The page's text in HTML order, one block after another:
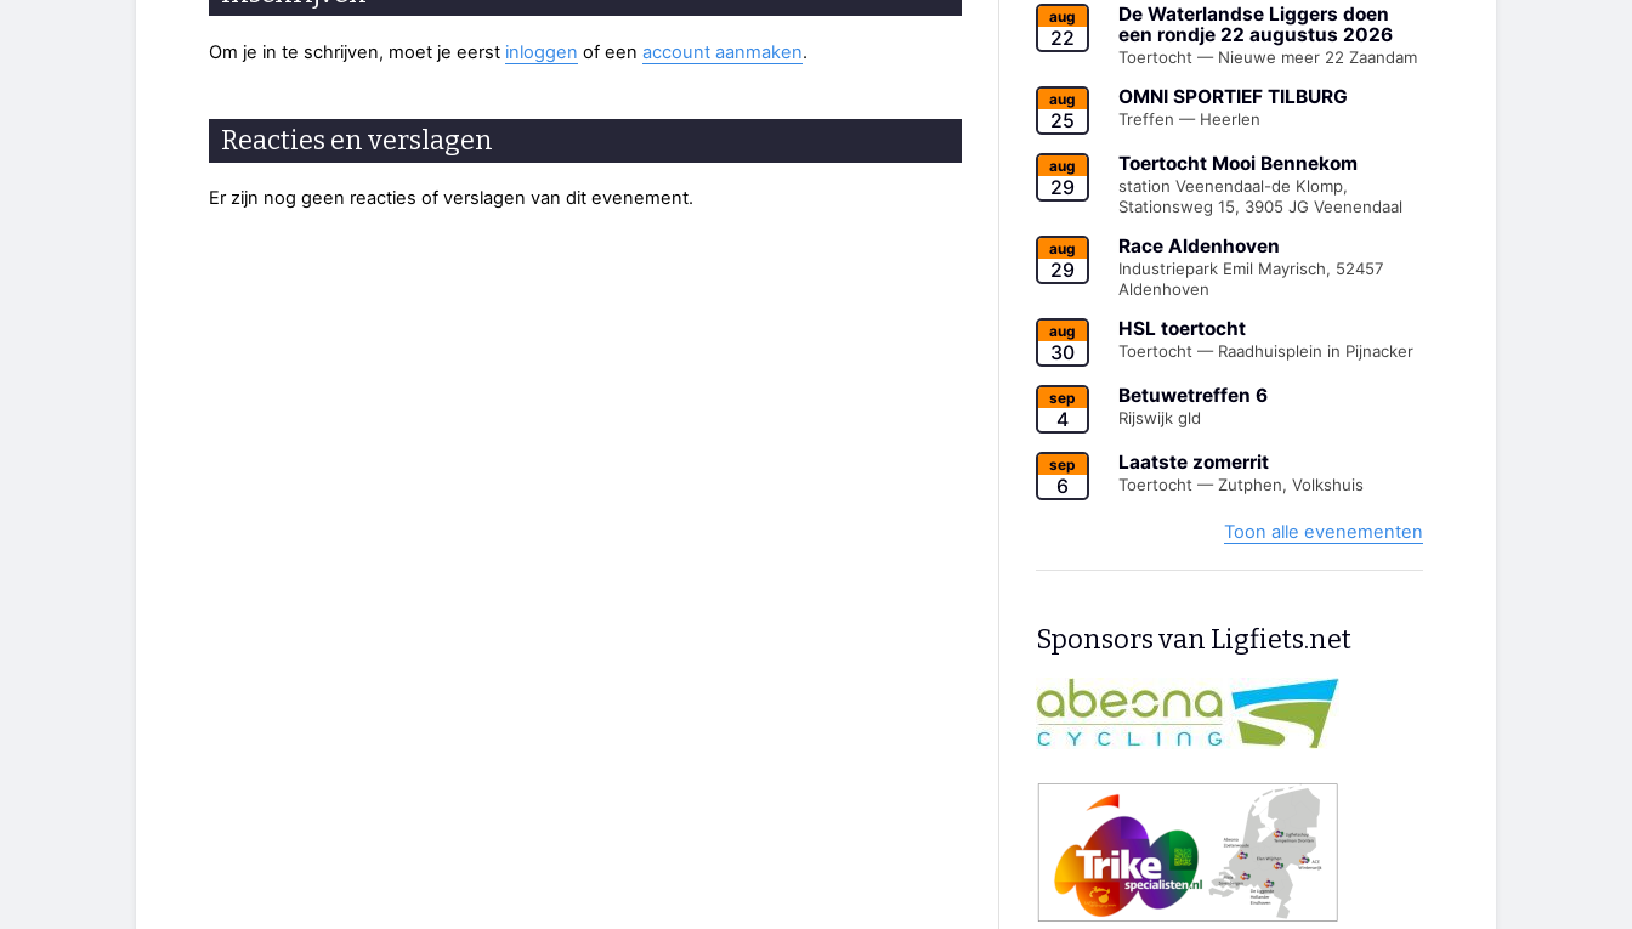
Om je in te schrijven, moet je eerst inloggen of een account aanmaken.
Reacties en verslagen
Er zijn nog geen reacties of verslagen van dit evenement.
aug
22
De Waterlandse Liggers doen
een rondje 22 augustus 2026
Toertocht — Nieuwe meer 22 Zaandam
aug
25
OMNI SPORTIEF TILBURG
Treffen — Heerlen
aug
29
Toertocht Mooi Bennekom
station Veenendaal-de Klomp,
Stationsweg 15, 3905 JG Veenendaal
aug
29
Race Aldenhoven
Industriepark Emil Mayrisch, 52457
Aldenhoven
aug
30
HSL toertocht
Toertocht — Raadhuisplein in Pijnacker
sep
4
Betuwetreffen 6
Rijswijk gld
sep
6
Laatste zomerrit
Toertocht — Zutphen, Volkshuis
Toon alle evenementen
Sponsors van Ligfiets.net